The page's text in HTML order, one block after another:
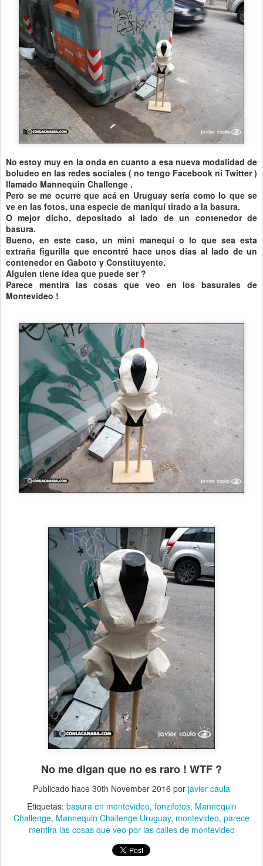
No estoy muy en la onda en cuanto a esa nueva modalidad de
boludeo en las redes sociales ( no tengo Facebook ni Twitter )
llamado Mannequin Challenge .
Pero se me ocurre que acá en Uruguay sería como lo que se
ve en las fotos, una especie de maniquí tirado a la basura.
O mejor dicho, depositado al lado de un contenedor de
basura.
Bueno, en este caso, un mini manequí o lo que sea esta
extraña figurilla que encontré hace unos días al lado de un
contenedor en Gaboto y Constituyente.
Alguien tiene idea que puede ser ?
Parece mentira las cosas que veo en los basurales de
Montevideo !
No me digan que no es raro ! WTF ?
Publicado hace 30th November 2016 por javier caula
Etiquetas: basura en montevideo fonzifotos Mannequin
Challenge Mannequin Challenge Uruguay montevideo parece
mentira las cosas que veo por las calles de montevideo